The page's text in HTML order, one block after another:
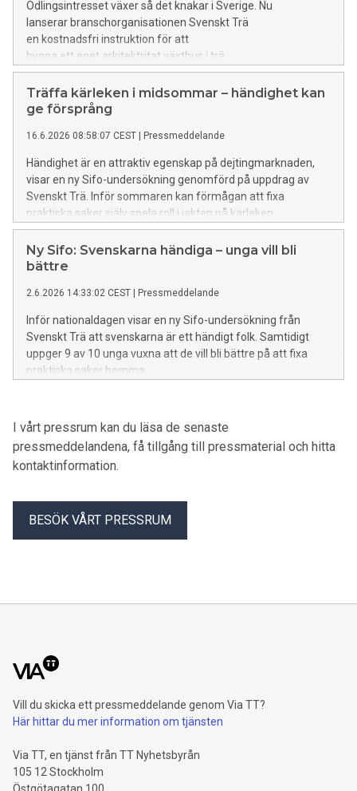
Odlingsintresset växer så det knakar i Sverige. Nu
lanserar branschorganisationen Svenskt Trä
en kostnadsfri instruktion för att
bygga ett eget arkitektritat växthus i trä.
Träffa kärleken i midsommar – händighet kan
ge försprång
16.6.2026 08:58:07 CEST Pressmeddelande
Händighet är en attraktiv egenskap på dejtingmarknaden,
visar en ny Sifo-undersökning genomförd på uppdrag av
Svenskt Trä. Inför sommaren kan förmågan att fixa
praktiska saker själv spela roll i jakten på kärleken.
Ny Sifo: Svenskarna händiga – unga vill bli
bättre
2.6.2026 14:33:02 CEST Pressmeddelande
Inför nationaldagen visar en ny Sifo-undersökning från
Svenskt Trä att svenskarna är ett händigt folk. Samtidigt
uppger 9 av 10 unga vuxna att de vill bli bättre på att fixa
praktiska saker hemma.
I vårt pressrum kan du läsa de senaste
pressmeddelandena, få tillgång till pressmaterial och hitta
kontaktinformation.
BESÖK VÅRT PRESSRUM
Vill du skicka ett pressmeddelande genom Via TT?
Här hittar du mer information om tjänsten
Via TT, en tjänst från TT Nyhetsbyrån
105 12 Stockholm